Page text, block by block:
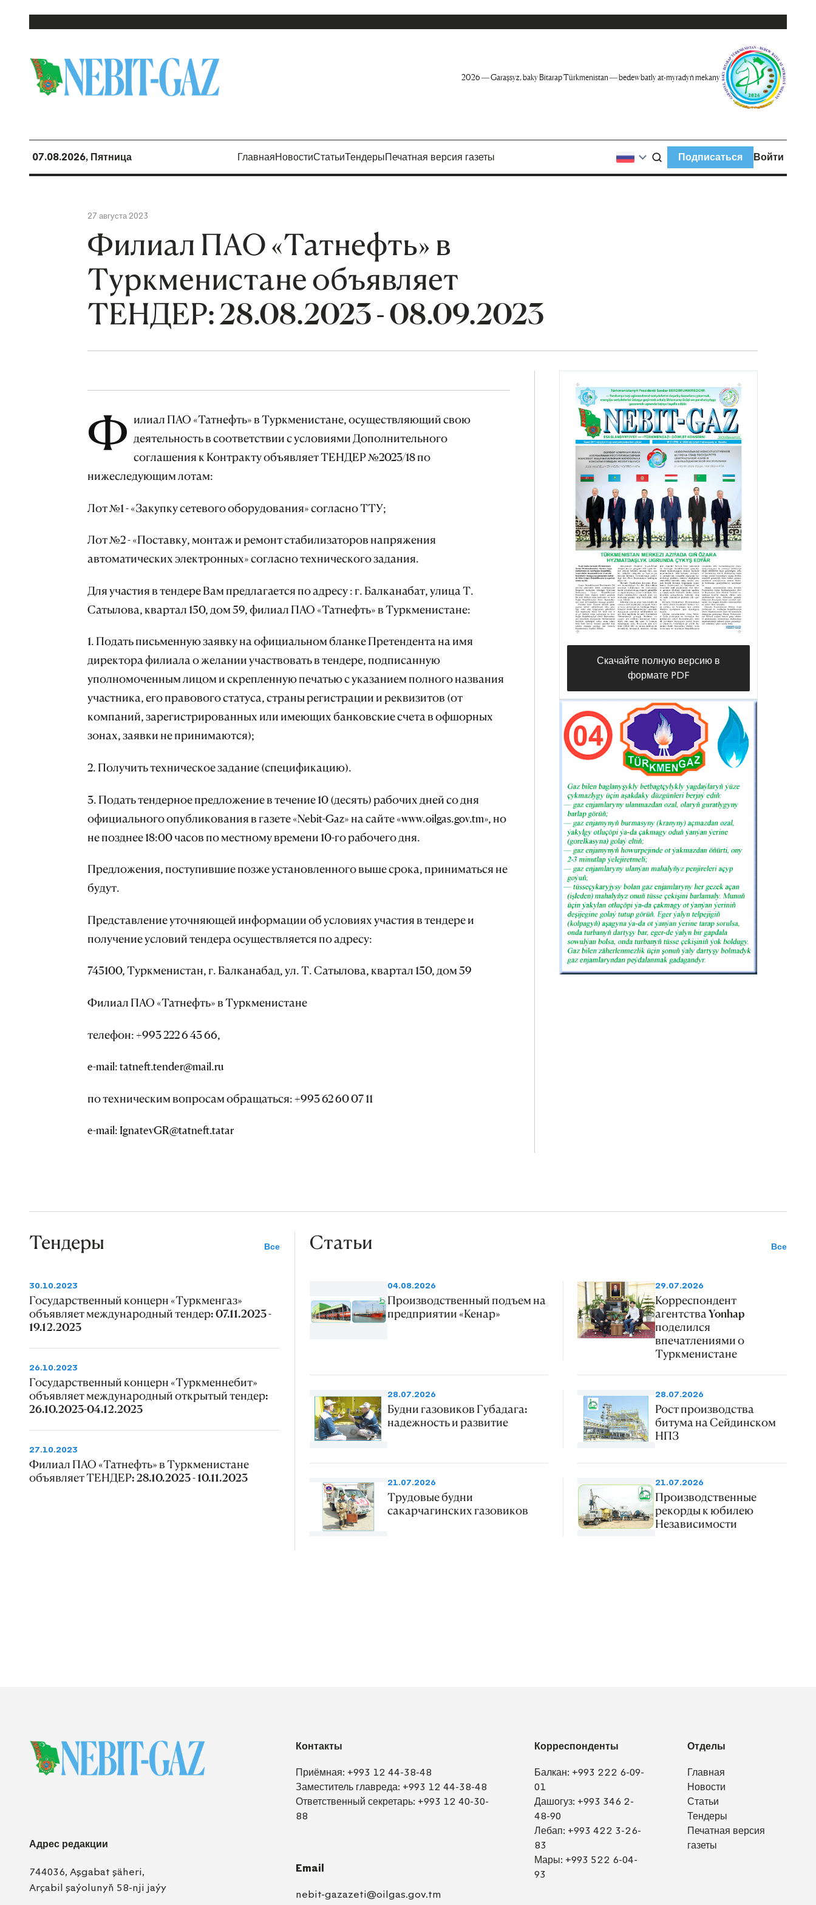
2026 — Garaşsyz, baky Bitarap Türkmenistan — bedew batly at-myradyň mekany
07.08.2026, Пятница ГлавнаяНовостиСтатьиТендерыПечатная версия газеты Подписаться Войти
27 августа 2023
Филиал ПАО «Татнефть» в
Туркменистане объявляет
ТЕНДЕР: 28.08.2023 - 08.09.2023
Ф илиал ПАО «Татнефть» в Туркменистане, осуществляющий свою
деятельность в соответствии с условиями Дополнительного
соглашения к Контракту объявляет ТЕНДЕР №2023/18 по
нижеследующим лотам:
Лот №1 - «Закупку сетевого оборудования» согласно ТТУ;
Лот №2 - «Поставку, монтаж и ремонт стабилизаторов напряжения
автоматических электронных» согласно технического задания.
Для участия в тендере Вам предлагается по адресу : г. Балканабат, улица Т.
Сатылова, квартал 150, дом 59, филиал ПАО «Татнефть» в Туркменистане:
1. Подать письменную заявку на официальном бланке Претендента на имя
директора филиала о желании участвовать в тендере, подписанную
уполномоченным лицом и скрепленную печатью с указанием полного названия
участника, его правового статуса, страны регистрации и реквизитов (от
компаний, зарегистрированных или имеющих банковские счета в офшорных
зонах, заявки не принимаются);
2. Получить техническое задание (спецификацию).
3. Подать тендерное предложение в течение 10 (десять) рабочих дней со дня
официального опубликования в газете «Nebit-Gaz» на сайте «www.oilgas.gov.tm», но
не позднее 18:00 часов по местному времени 10-го рабочего дня.
Предложения, поступившие позже установленного выше срока, приниматься не
будут.
Представление уточняющей информации об условиях участия в тендере и
получение условий тендера осуществляется по адресу:
745100, Туркменистан, г. Балканабад, ул. Т. Сатылова, квартал 150, дом 59
Филиал ПАО «Татнефть» в Туркменистане
телефон: +993 222 6 43 66,
e-mail: tatneft.tender@mail.ru
по техническим вопросам обращаться: +993 62 60 07 11
e-mail: IgnatevGR@tatneft.tatar
Скачайте полную версию в
формате PDF
Тендеры Все
30.10.2023
Государственный концерн «Туркменгаз»
объявляет международный тендер: 07.11.2023 -
19.12.2023
26.10.2023
Государственный концерн «Туркменнебит»
объявляет международный открытый тендер:
26.10.2023-04.12.2023
27.10.2023
Филиал ПАО «Татнефть» в Туркменистане
объявляет ТЕНДЕР: 28.10.2023 - 10.11.2023
Статьи Все
04.08.2026
Производственный подъем на
предприятии «Кенар»
29.07.2026
Корреспондент
агентства Yonhap
поделился
впечатлениями о
Туркменистане
28.07.2026
Будни газовиков Губадага:
надежность и развитие
28.07.2026
Рост производства
битума на Сейдинском
НПЗ
21.07.2026
Трудовые будни
сакарчагинских газовиков
21.07.2026
Производственные
рекорды к юбилею
Независимости
Адрес редакции
744036, Aşgabat şäheri,
Arçabil şaýolunyň 58-nji jaýy
Контакты
Приёмная: +993 12 44-38-48
Заместитель главреда: +993 12 44-38-48
Ответственный секретарь: +993 12 40-30-
88
Email
nebit-gazazeti@oilgas.gov.tm
Корреспонденты
Балкан: +993 222 6-09-
01
Дашогуз: +993 346 2-
48-90
Лебап: +993 422 3-26-
83
Мары: +993 522 6-04-
93
Отделы
Главная
Новости
Статьи
Тендеры
Печатная версия
газеты